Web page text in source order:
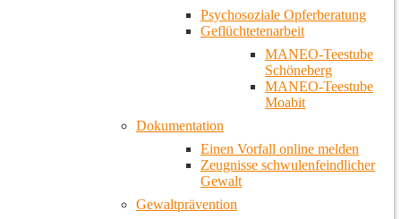
Psychosoziale Opferberatung
Geflüchtetenarbeit
MANEO-Teestube
Schöneberg
MANEO-Teestube
Moabit
Dokumentation
Einen Vorfall online melden
Zeugnisse schwulenfeindlicher
Gewalt
Gewaltprävention